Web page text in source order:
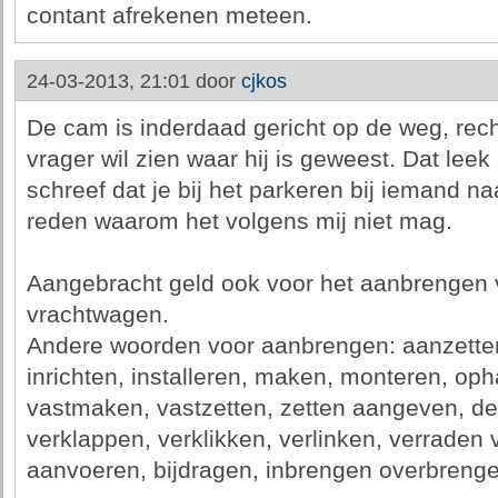
contant afrekenen meteen.
24-03-2013, 21:01 door cjkos
De cam is inderdaad gericht op de weg,
vrager wil zien waar hij is geweest. Dat
schreef dat je bij het parkeren bij iemand
reden waarom het volgens mij niet mag.
Aangebracht geld ook voor het
vrachtwagen.
Andere woorden voor aanbrengen:
inrichten, installeren, maken, monteren,
vastmaken, vastzetten, zetten aangeven,
verklappen, verklikken, verlinken, verraden
aanvoeren, bijdragen, inbrengen